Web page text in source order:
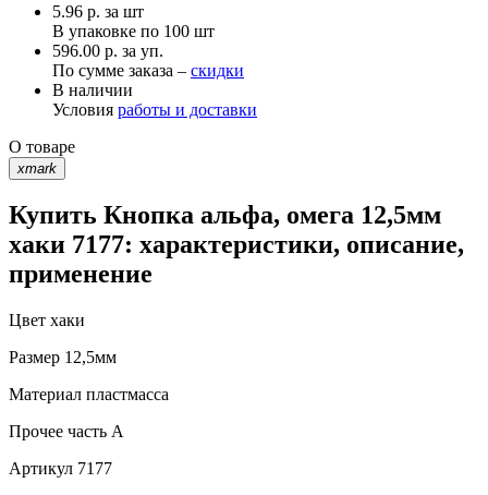
5.96 р. за шт
В упаковке по 100 шт
596.00 р. за уп.
По сумме заказа – скидки
В наличии
Условия работы и доставки
О товаре
xmark
Купить Кнопка альфа, омега 12,5мм
хаки 7177: характеристики, описание,
применение
Цвет хаки
Размер 12,5мм
Материал пластмасса
Прочее часть A
Артикул 7177